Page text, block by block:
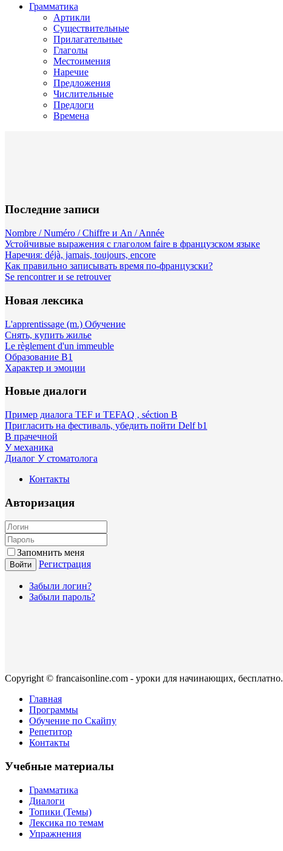
Грамматика
Артикли
Существительные
Прилагательные
Глаголы
Местоимения
Наречие
Предложения
Числительные
Предлоги
Времена
Последние записи
Nombre / Numéro / Chiffre и An / Année
Устойчивые выражения с глаголом faire в французском языке
Наречия: déjà, jamais, toujours, encore
Как правильно записывать время по-французски?
Se rencontrer и se retrouver
Новая лексика
L'apprentissage (m.) Обучение
Снять, купить жилье
Le règlement d'un immeuble
Образование B1
Характер и эмоции
Новые диалоги
Пример диалога TEF и TEFAQ , séction B
Пригласить на фестиваль, убедить пойти Delf b1
В прачечной
У механика
Диалог У стоматолога
Контакты
Авторизация
Запомнить меня
Войти Регистрация
Забыли логин?
Забыли пароль?
Copyright © francaisonline.com - уроки для начинающих, бесплатно.
Главная
Программы
Обучение по Скайпу
Репетитор
Контакты
Учебные материалы
Грамматика
Диалоги
Топики (Темы)
Лексика по темам
Упражнения